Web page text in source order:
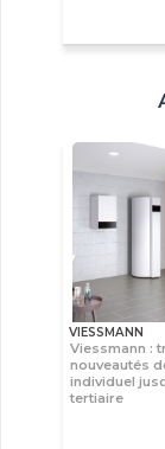
VIESSMANN
Viessmann :
nouveautés
individuel
tertiaire